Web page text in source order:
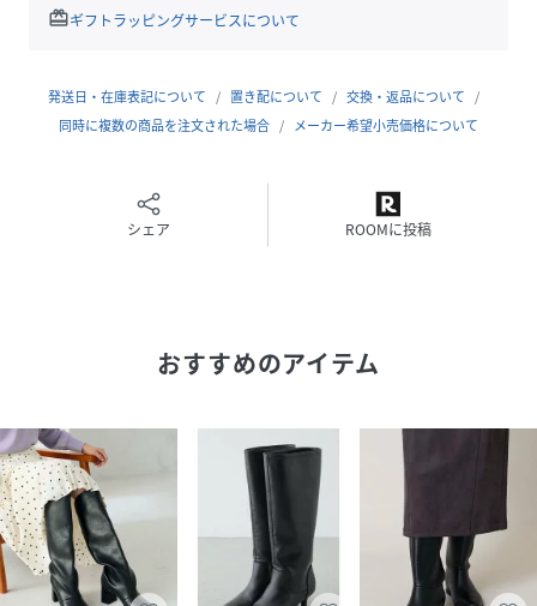
デニムインでカッコよく合わせて頂くのもおすすめす。
ベーシックなブラック、優しい色味のコーデに合わせやすい
ベージュ、メタリックがポイントになるシルバーの3色展開
※踵が抜けやすいデザインとなります。厚手のソックスなど
でご調整くださいませ。
※重量はサンプルLサイズ・両足の測量になります。サイズ
性別タイプ レディース
原産国
ブラック（01）：中国製｜ベージュ（27）：中
国製｜シルバー（93）：中国製
素材
ブラック（01）：（甲材） 合成皮革 （底材）
redeemギフトラッピングサービスについて
発送日・在庫表記について 置き配について
交換・返品について
同時に複数の商品を注文された場合
メーカー希望小売価格について
シェア ROOMに投稿
おすすめのアイテム